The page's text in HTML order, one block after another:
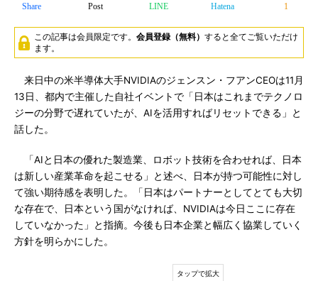
Share Post LINE Hatena 1
この記事は会員限定です。 会員登録（無料） すると全てご覧いただけ
ます。
来日中の米半導体大手NVIDIAのジェンスン・フアンCEOは11月
13日、都内で主催した自社イベントで「日本はこれまでテクノロ
ジーの分野で遅れていたが、AIを活用すればリセットできる」と
話した。
「AIと日本の優れた製造業、ロボット技術を合わせれば、日本
は新しい産業革命を起こせる」と述べ、日本が持つ可能性に対し
て強い期待感を表明した。「日本はパートナーとしてとても大切
な存在で、日本という国がなければ、NVIDIAは今日ここに存在
していなかった」と指摘。今後も日本企業と幅広く協業していく
方針を明らかにした。